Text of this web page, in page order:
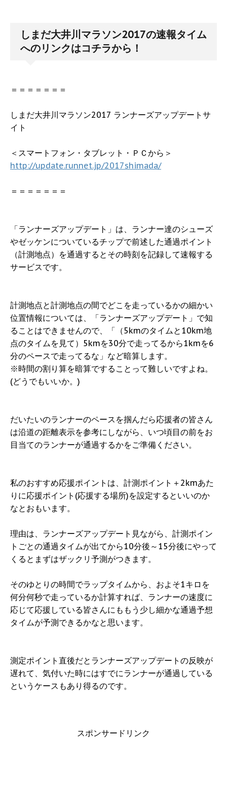
しまだ大井川マラソン2017の速報タイム
へのリンクはコチラから！
＝＝＝＝＝＝＝
しまだ大井川マラソン2017 ランナーズアップデートサ
イト
＜スマートフォン・タブレット・ＰＣから＞
http://update.runnet.jp/2017shimada/
＝＝＝＝＝＝＝
「ランナーズアップデート」は、ランナー達のシューズ
やゼッケンについているチップで前述した通過ポイント
（計測地点）を通過するとその時刻を記録して速報する
サービスです。
計測地点と計測地点の間でどこを走っているかの細かい
位置情報については、「ランナーズアップデート」で知
ることはできませんので、「（5kmのタイムと10km地
点のタイムを見て）5kmを30分で走ってるから1kmを6
分のペースで走ってるな」など暗算します。
※時間の割り算を暗算ですることって難しいですよね。
(どうでもいいか。)
だいたいのランナーのペースを掴んだら応援者の皆さん
は沿道の距離表示を参考にしながら、いつ頃目の前をお
目当てのランナーが通過するかをご準備ください。
私のおすすめ応援ポイントは、計測ポイント＋2kmあた
りに応援ポイント(応援する場所)を設定するといいのか
なとおもいます。
理由は、ランナーズアップデート見ながら、計測ポイン
トごとの通過タイムが出てから10分後～15分後にやって
くるとまずはザックリ予測がつきます。
そのゆとりの時間でラップタイムから、およそ1キロを
何分何秒で走っているか計算すれば、ランナーの速度に
応じて応援している皆さんにももう少し細かな通過予想
タイムが予測できるかなと思います。
測定ポイント直後だとランナーズアップデートの反映が
遅れて、気付いた時にはすでにランナーが通過している
というケースもあり得るのです。
スポンサードリンク